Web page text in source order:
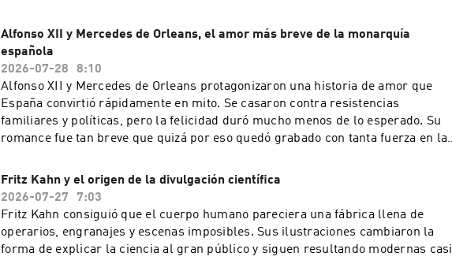
Geographic y en Disney +. Learn more about your ad choices. Visit
podcastchoices.com/adchoices
Alfonso XII y Mercedes de Orleans, el amor más breve de la monarquía
española
2026-07-28
8:10
Alfonso XII y Mercedes de Orleans protagonizaron una historia de amor que
España convirtió rápidamente en mito. Se casaron contra resistencias
familiares y políticas, pero la felicidad duró mucho menos de lo esperado. Su
romance fue tan breve que quizá por eso quedó grabado con tanta fuerza en la
Geographic y en Disney +. Learn more about your ad choices. Visit
podcastchoices.com/adchoices
Fritz Kahn y el origen de la divulgación científica
2026-07-27
7:03
Fritz Kahn consiguió que el cuerpo humano pareciera una fábrica llena de
operarios, engranajes y escenas imposibles. Sus ilustraciones cambiaron la
forma de explicar la ciencia al gran público y siguen resultando modernas casi